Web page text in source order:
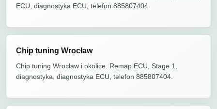
ECU, diagnostyka ECU, telefon 885807404.
Chip tuning Wrocław
Chip tuning Wrocław i okolice. Remap ECU, Stage 1,
diagnostyka, diagnostyka ECU, telefon 885807404.